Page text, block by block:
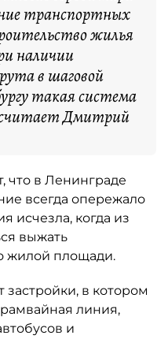
транспортных
жилья
наличии
в шаговой
такая система
Дмитрий
что в Ленинграде
всегда опережало
исчезла, когда из
выжать
жилой площади.
в котором
линия,
и